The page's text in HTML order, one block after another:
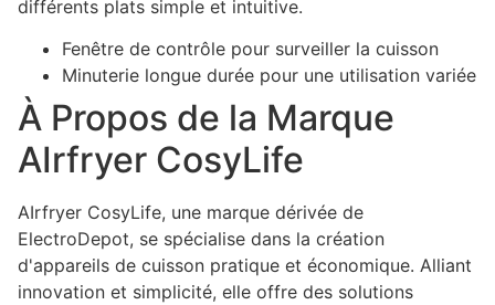
différents plats simple et intuitive.
Fenêtre de contrôle pour surveiller la cuisson
Minuterie longue durée pour une utilisation variée
À Propos de la Marque
AIrfryer CosyLife
AIrfryer CosyLife, une marque dérivée de
ElectroDepot, se spécialise dans la création
d'appareils de cuisson pratique et économique. Alliant
innovation et simplicité, elle offre des solutions